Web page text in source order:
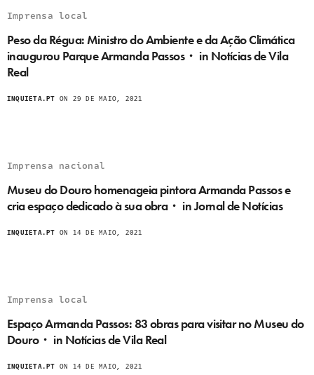
Imprensa local
Peso da Régua: Ministro do Ambiente e da Ação Climática
inaugurou Parque Armanda Passos・ in Notícias de Vila
Real
INQUIETA.PT ON 29 DE MAIO, 2021
Imprensa nacional
Museu do Douro homenageia pintora Armanda Passos e
cria espaço dedicado à sua obra・ in Jornal de Notícias
INQUIETA.PT ON 14 DE MAIO, 2021
Imprensa local
Espaço Armanda Passos: 83 obras para visitar no Museu do
Douro・ in Notícias de Vila Real
INQUIETA.PT ON 14 DE MAIO, 2021